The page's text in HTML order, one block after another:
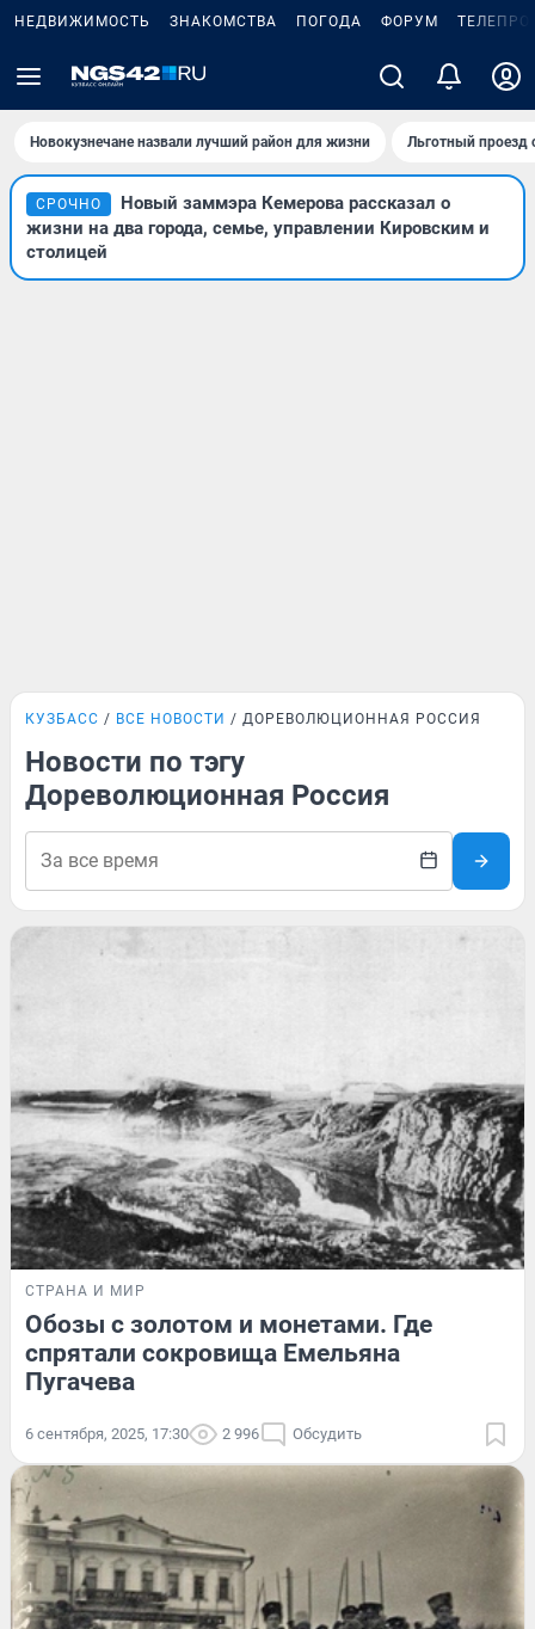
НЕДВИЖИМОСТЬ ЗНАКОМСТВА ПОГОДА ФОРУМ
Новокузнечане назвали лучший район для жизни Льготный проезд
СРОЧНО
Новый заммэра Кемерова рассказал о
жизни на два города, семье, управлении Кировским и
столицей
КУЗБАСС ВСЕ НОВОСТИ ДОРЕВОЛЮЦИОННАЯ РОССИЯ
Новости по тэгу
Дореволюционная Россия
СТРАНА И МИР
Обозы с золотом и монетами. Где
спрятали сокровища Емельяна
Пугачева
6 сентября, 2025, 17:30 2 996 Обсудить